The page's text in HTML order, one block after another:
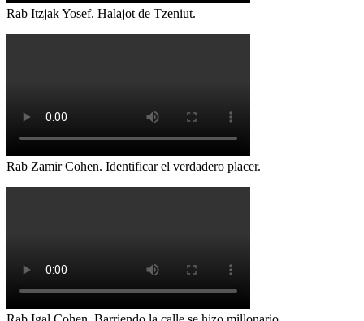
Rab Itzjak Yosef. Halajot de Tzeniut.
Rab Zamir Cohen. Identificar el verdadero placer.